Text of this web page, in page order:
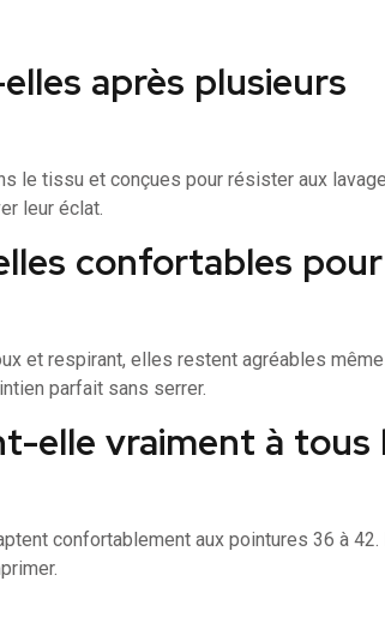
après plusieurs
le tissu et conçues pour résister aux
leur éclat.
confortables
et respirant, elles restent agréables
parfait sans serrer.
elle vraiment à tous
confortablement aux pointures 36 à 42.